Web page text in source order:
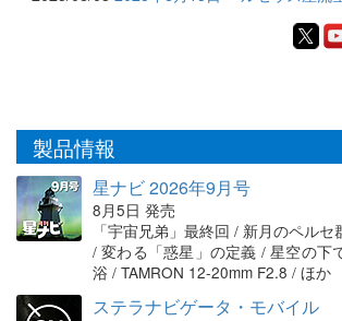
製品情報
星ナビ 2026年9月号
8月5日 発売
「宇宙兄弟」最終回 / 新月のペル
/ 変わる「惑星」の定義 / 星空の下
浴 / TAMRON 12-20mm F2.8 / ほか
ステラナビゲータ・モバイル